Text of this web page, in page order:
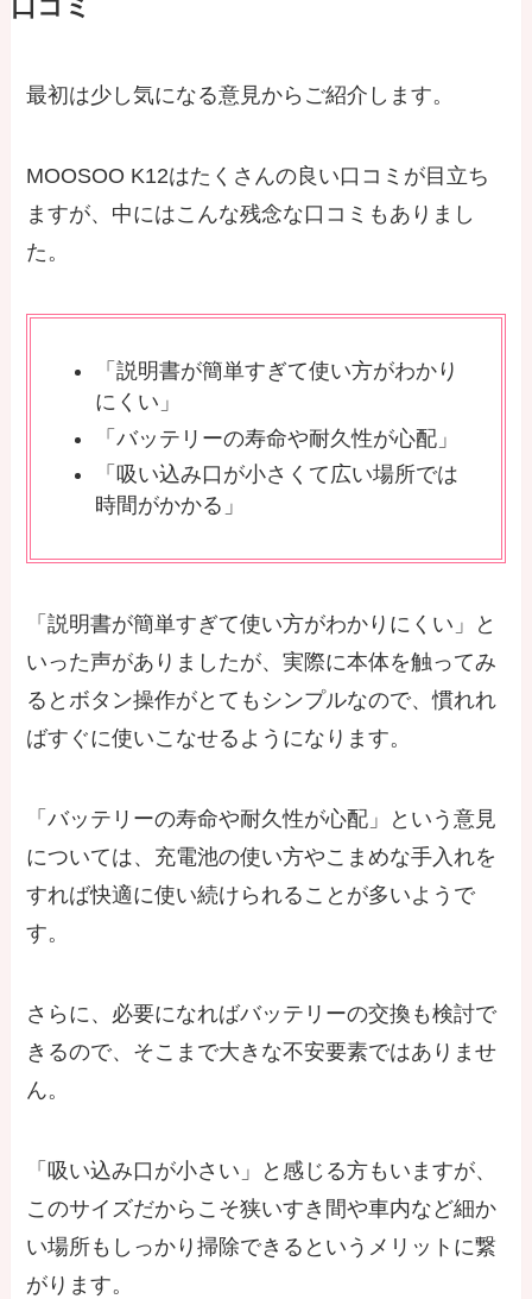
口コミ
最初は少し気になる意見からご紹介します。
MOOSOO K12はたくさんの良い口コミが目立ち
ますが、中にはこんな残念な口コミもありまし
た。
「説明書が簡単すぎて使い方がわかり
にくい」
「バッテリーの寿命や耐久性が心配」
「吸い込み口が小さくて広い場所では
時間がかかる」
「説明書が簡単すぎて使い方がわかりにくい」と
いった声がありましたが、実際に本体を触ってみ
るとボタン操作がとてもシンプルなので、慣れれ
ばすぐに使いこなせるようになります。
「バッテリーの寿命や耐久性が心配」という意見
については、充電池の使い方やこまめな手入れを
すれば快適に使い続けられることが多いようで
す。
さらに、必要になればバッテリーの交換も検討で
きるので、そこまで大きな不安要素ではありませ
ん。
「吸い込み口が小さい」と感じる方もいますが、
このサイズだからこそ狭いすき間や車内など細か
い場所もしっかり掃除できるというメリットに繋
がります。